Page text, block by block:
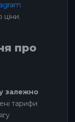
про
залежно
тарифи